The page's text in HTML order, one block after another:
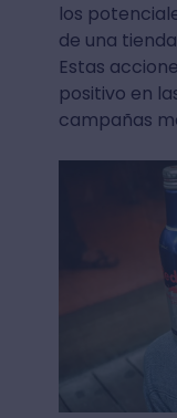
los
de una
Estas
positivo en
campañas